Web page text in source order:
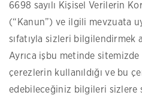
6698 sayılı Kişisel Verilerin
(“Kanun”) ve ilgili mevzuata
sıfatıyla sizleri bilgilendirmek
Ayrıca işbu metinde
çerezlerin kullanıldığı ve bu
edebileceğiniz bilgileri sizlere